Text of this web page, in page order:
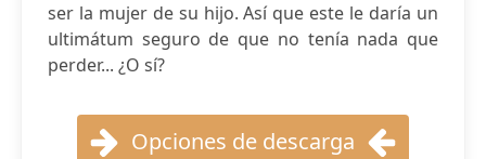
ser la mujer de su hijo. Así que este le daría un
ultimátum seguro de que no tenía nada que
perder... ¿O sí?
Opciones de descarga